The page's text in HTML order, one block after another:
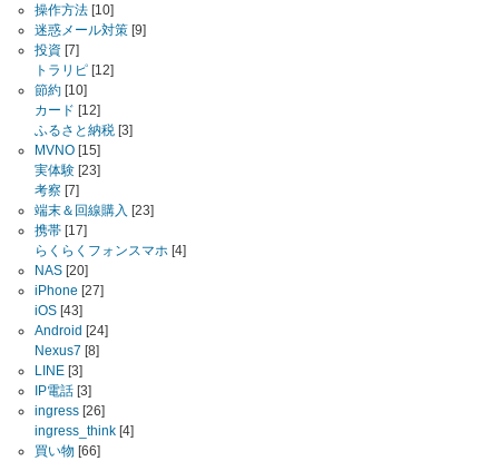
操作方法 [10]
迷惑メール対策 [9]
投資 [7]
トラリピ [12]
節約 [10]
カード [12]
ふるさと納税 [3]
MVNO [15]
実体験 [23]
考察 [7]
端末＆回線購入 [23]
携帯 [17]
らくらくフォンスマホ [4]
NAS [20]
iPhone [27]
iOS [43]
Android [24]
Nexus7 [8]
LINE [3]
IP電話 [3]
ingress [26]
ingress_think [4]
買い物 [66]